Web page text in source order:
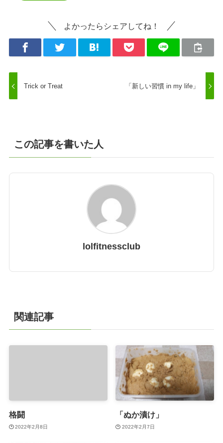
よかったらシェアしてね！
Trick or Treat 「新しい習慣 in my life」
この記事を書いた人
lolfitnessclub
関連記事
格闘
2022年2月8日
「ぬか漬け」
2022年2月7日